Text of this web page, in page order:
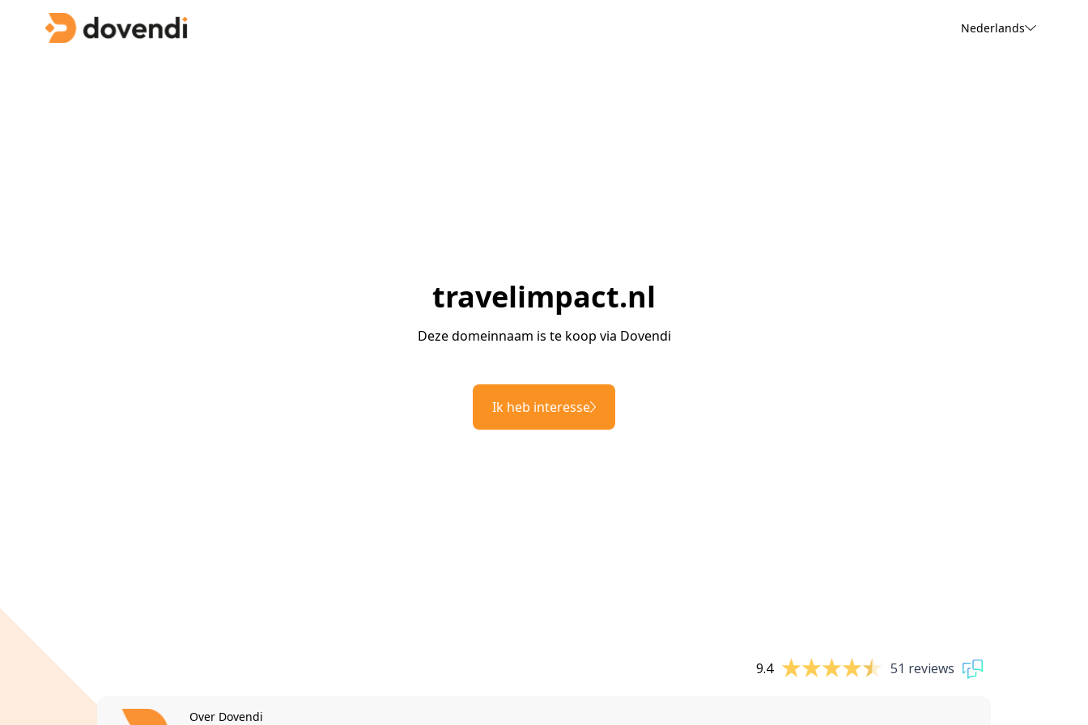
Nederlands
travelimpact.nl
Deze domeinnaam is te koop via Dovendi
Ik heb interesse
9.4 51 reviews
Over Dovendi